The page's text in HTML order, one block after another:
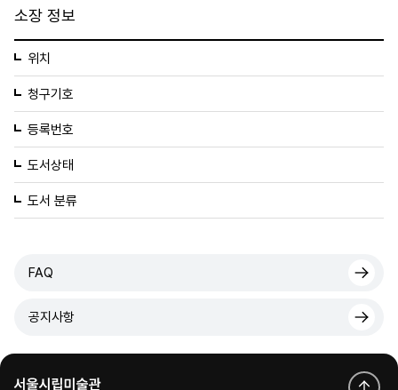
소장 정보
위치
청구기호
등록번호
도서상태
도서 분류
FAQ
공지사항